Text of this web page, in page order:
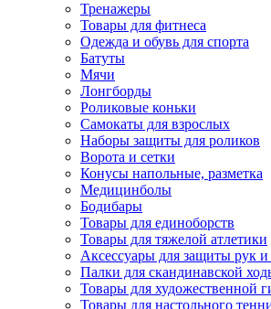
Тренажеры
Товары для фитнеса
Одежда и обувь для спорта
Батуты
Мячи
Лонгборды
Роликовые коньки
Самокаты для взрослых
Наборы защиты для роликов
Ворота и сетки
Конусы напольные, разметка
Медицинболы
Бодибары
Товары для единоборств
Товары для тяжелой атлетики
Аксессуары для защиты рук и
Палки для скандинавской
Товары для художественной
Товары для настольного